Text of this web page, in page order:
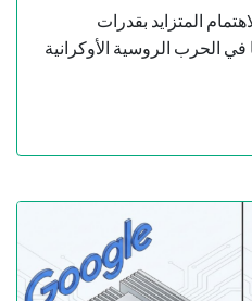
المتزايد بقدرات
في الحرب الروسية الأوكرانية